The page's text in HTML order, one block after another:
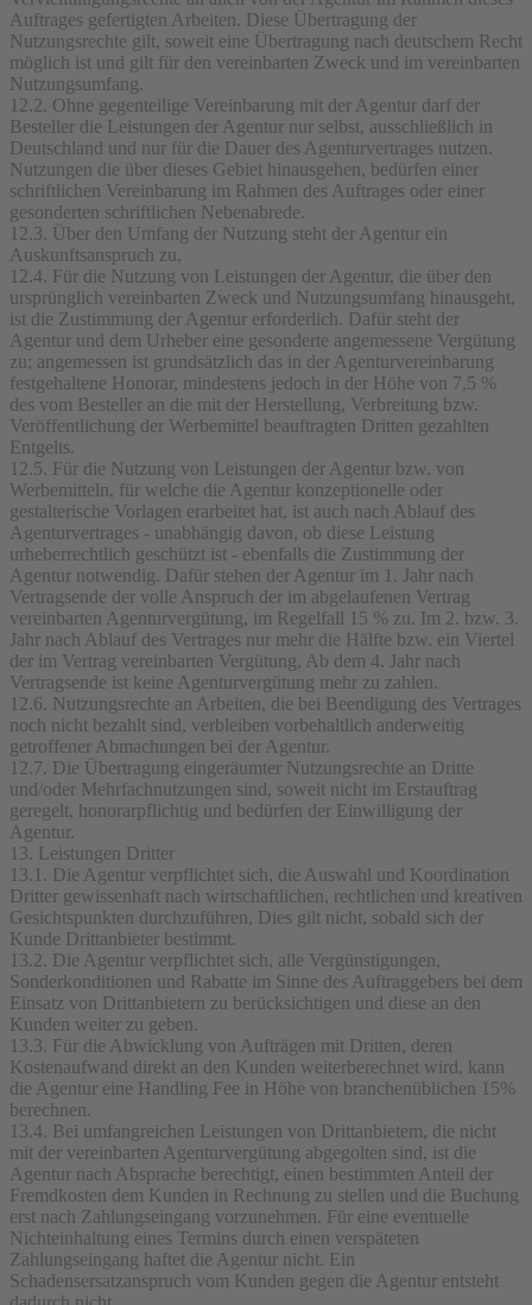
Auftrages gefertigten Arbeiten. Diese Übertragung der
Nutzungsrechte gilt, soweit eine Übertragung nach deutschem Recht
möglich ist und gilt für den vereinbarten Zweck und im vereinbarten
Nutzungsumfang.
12.2. Ohne gegenteilige Vereinbarung mit der Agentur darf der
Besteller die Leistungen der Agentur nur selbst, ausschließlich in
Deutschland und nur für die Dauer des Agenturvertrages nutzen.
Nutzungen die über dieses Gebiet hinausgehen, bedürfen einer
schriftlichen Vereinbarung im Rahmen des Auftrages oder einer
gesonderten schriftlichen Nebenabrede.
12.3. Über den Umfang der Nutzung steht der Agentur ein
Auskunftsanspruch zu,
12.4. Für die Nutzung von Leistungen der Agentur, die über den
ursprünglich vereinbarten Zweck und Nutzungsumfang hinausgeht,
ist die Zustimmung der Agentur erforderlich. Dafür steht der
Agentur und dem Urheber eine gesonderte angemessene Vergütung
zu; angemessen ist grundsätzlich das in der Agenturvereinbarung
festgehaltene Honorar, mindestens jedoch in der Höhe von 7,5 %
des vom Besteller an die mit der Herstellung, Verbreitung bzw.
Veröffentlichung der Werbemittel beauftragten Dritten gezahlten
Entgelts.
12.5. Für die Nutzung von Leistungen der Agentur bzw. von
Werbemitteln, für welche die Agentur konzeptionelle oder
gestalterische Vorlagen erarbeitet hat, ist auch nach Ablauf des
Agenturvertrages - unabhängig davon, ob diese Leistung
urheberrechtlich geschützt ist - ebenfalls die Zustimmung der
Agentur notwendig. Dafür stehen der Agentur im 1. Jahr nach
Vertragsende der volle Anspruch der im abgelaufenen Vertrag
vereinbarten Agenturvergütung, im Regelfall 15 % zu. Im 2. bzw. 3.
Jahr nach Ablauf des Vertrages nur mehr die Hälfte bzw. ein Viertel
der im Vertrag vereinbarten Vergütung, Ab dem 4. Jahr nach
Vertragsende ist keine Agenturvergütung mehr zu zahlen.
12.6. Nutzungsrechte an Arbeiten, die bei Beendigung des Vertrages
noch nicht bezahlt sind, verbleiben vorbehaltlich anderweitig
getroffener Abmachungen bei der Agentur.
12.7. Die Übertragung eingeräumter Nutzungsrechte an Dritte
und/oder Mehrfachnutzungen sind, soweit nicht im Erstauftrag
geregelt, honorarpflichtig und bedürfen der Einwilligung der
Agentur.
13. Leistungen Dritter
13.1. Die Agentur verpflichtet sich, die Auswahl und Koordination
Dritter gewissenhaft nach wirtschaftlichen, rechtlichen und kreativen
Gesichtspunkten durchzuführen, Dies gilt nicht, sobald sich der
Kunde Drittanbieter bestimmt.
13.2. Die Agentur verpflichtet sich, alle Vergünstigungen,
Sonderkonditionen und Rabatte im Sinne des Auftraggebers bei dem
Einsatz von Drittanbietern zu berücksichtigen und diese an den
Kunden weiter zu geben.
13.3. Für die Abwicklung von Aufträgen mit Dritten, deren
Kostenaufwand direkt an den Kunden weiterberechnet wird, kann
die Agentur eine Handling Fee in Höhe von branchenüblichen 15%
berechnen.
13.4. Bei umfangreichen Leistungen von Drittanbietem, die nicht
mit der vereinbarten Agenturvergütung abgegolten sind, ist die
Agentur nach Absprache berechtigt, einen bestimmten Anteil der
Fremdkosten dem Kunden in Rechnung zu stellen und die Buchung
erst nach Zahlungseingang vorzunehmen. Für eine eventuelle
Nichteinhaltung eines Termins durch einen verspäteten
Zahlungseingang haftet die Agentur nicht. Ein
Schadensersatzanspruch vom Kunden gegen die Agentur entsteht